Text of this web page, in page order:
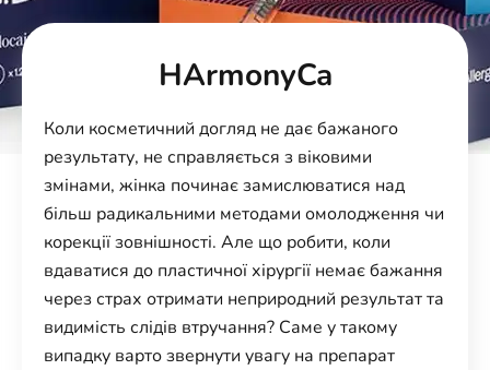
HArmonyCa
Коли косметичний догляд не дає бажаного
результату, не справляється з віковими
змінами, жінка починає замислюватися над
більш радикальними методами омолодження чи
корекції зовнішності. Але що робити, коли
вдаватися до пластичної хірургії немає бажання
через страх отримати неприродний результат та
видимість слідів втручання? Саме у такому
випадку варто звернути увагу на препарат